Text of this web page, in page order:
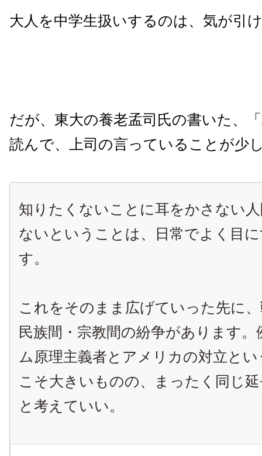
大人を中学生扱いするのは、気が引
だが、東大の養老孟司氏の書いた、
読んで、上司の言っていることが少
知りたくないことに耳をかさない
ないということは、日常でよく目
す。
これをそのまま広げていった先に
民族間・宗教間の紛争があります
ム原理主義者とアメリカの対立と
こそ大きいものの、まったく同じ
と考えていい。